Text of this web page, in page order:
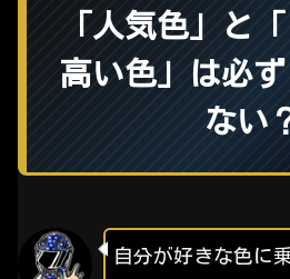
「人気色」と
高い色」は必
ない
自分が好きな色に